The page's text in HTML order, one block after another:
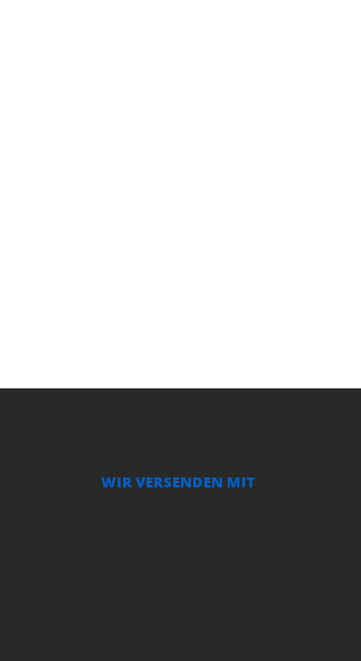
WIR VERSENDEN MIT